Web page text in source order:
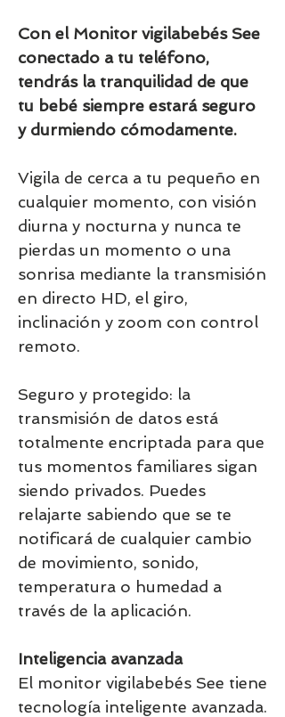
Con el Monitor vigilabebés See
conectado a tu teléfono,
tendrás la tranquilidad de que
tu bebé siempre estará seguro
y durmiendo cómodamente.
Vigila de cerca a tu pequeño en
cualquier momento, con visión
diurna y nocturna y nunca te
pierdas un momento o una
sonrisa mediante la transmisión
en directo HD, el giro,
inclinación y zoom con control
remoto.
Seguro y protegido: la
transmisión de datos está
totalmente encriptada para que
tus momentos familiares sigan
siendo privados. Puedes
relajarte sabiendo que se te
notificará de cualquier cambio
de movimiento, sonido,
temperatura o humedad a
través de la aplicación.
Inteligencia avanzada
El monitor vigilabebés See tiene
tecnología inteligente avanzada.